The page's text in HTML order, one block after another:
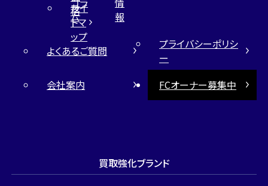
格
ム
報
サイ
トマ
ップ
よくあるご質問
プライバシーポリシ
ー
会社案内
FCオーナー募集中
買取強化ブランド